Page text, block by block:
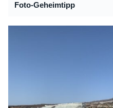
Foto-Geheimtipp